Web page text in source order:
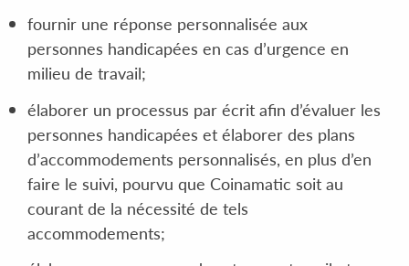
fournir une réponse personnalisée aux
personnes handicapées en cas d’urgence en
milieu de travail;
élaborer un processus par écrit afin d’évaluer les
personnes handicapées et élaborer des plans
d’accommodements personnalisés, en plus d’en
faire le suivi, pourvu que Coinamatic soit au
courant de la nécessité de tels
accommodements;